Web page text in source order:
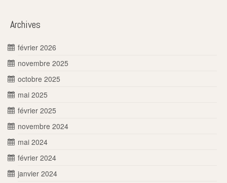
Archives
février 2026
novembre 2025
octobre 2025
mai 2025
février 2025
novembre 2024
mai 2024
février 2024
janvier 2024